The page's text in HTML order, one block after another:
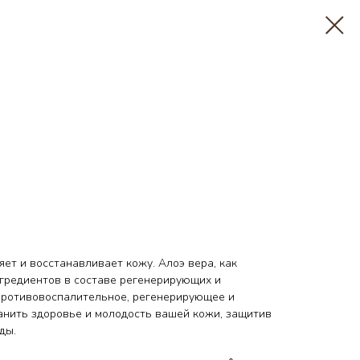
и восстанавливает кожу. Алоэ вера, как
в составе регенерирующих и
регенерирующее и
здоровье и молодость вашей кожи, защитив